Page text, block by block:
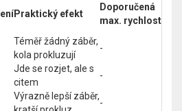
Praktický efekt
Doporučená
max. rychlost
Téměř žádný záběr,
kola prokluzují
-
Jde se rozjet, ale s
citem
-
Výrazně lepší záběr,
-